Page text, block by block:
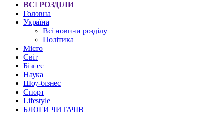
ВСІ РОЗДІЛИ
Головна
Україна
Всі новини розділу
Політика
Місто
Світ
Бізнес
Наука
Шоу-бізнес
Спорт
Lifestyle
БЛОГИ ЧИТАЧІВ